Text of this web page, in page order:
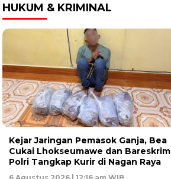
HUKUM & KRIMINAL
Kejar Jaringan Pemasok Ganja, Bea
Cukai Lhokseumawe dan Bareskrim
Polri Tangkap Kurir di Nagan Raya